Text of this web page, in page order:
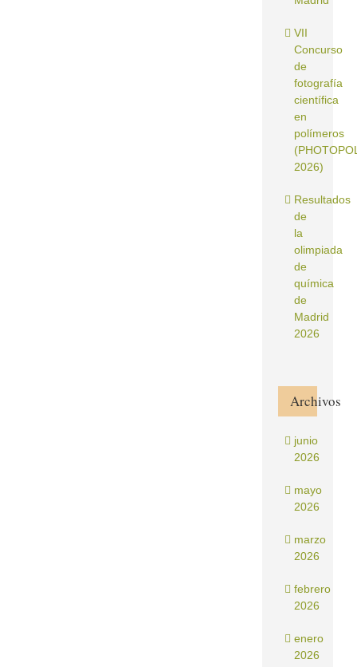
VII
Concurso
de
fotografía
científica
en
polímeros
2026)
Resultados
de
la
olimpiada
de
química
de
Madrid
2026
Archivos
junio
2026
mayo
2026
marzo
2026
febrero
2026
enero
2026